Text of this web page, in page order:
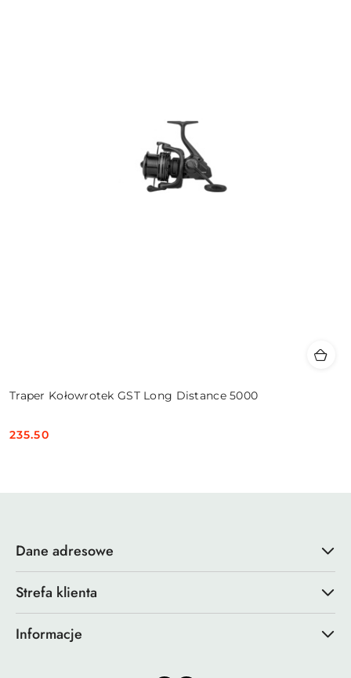
Traper Kołowrotek GST Long Distance 5000
Cena:
235.50
Dane adresowe
Strefa klienta
Informacje